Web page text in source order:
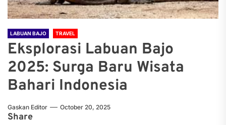
LABUAN BAJO TRAVEL
Eksplorasi Labuan Bajo
2025: Surga Baru Wisata
Bahari Indonesia
Gaskan Editor October 20, 2025
Share